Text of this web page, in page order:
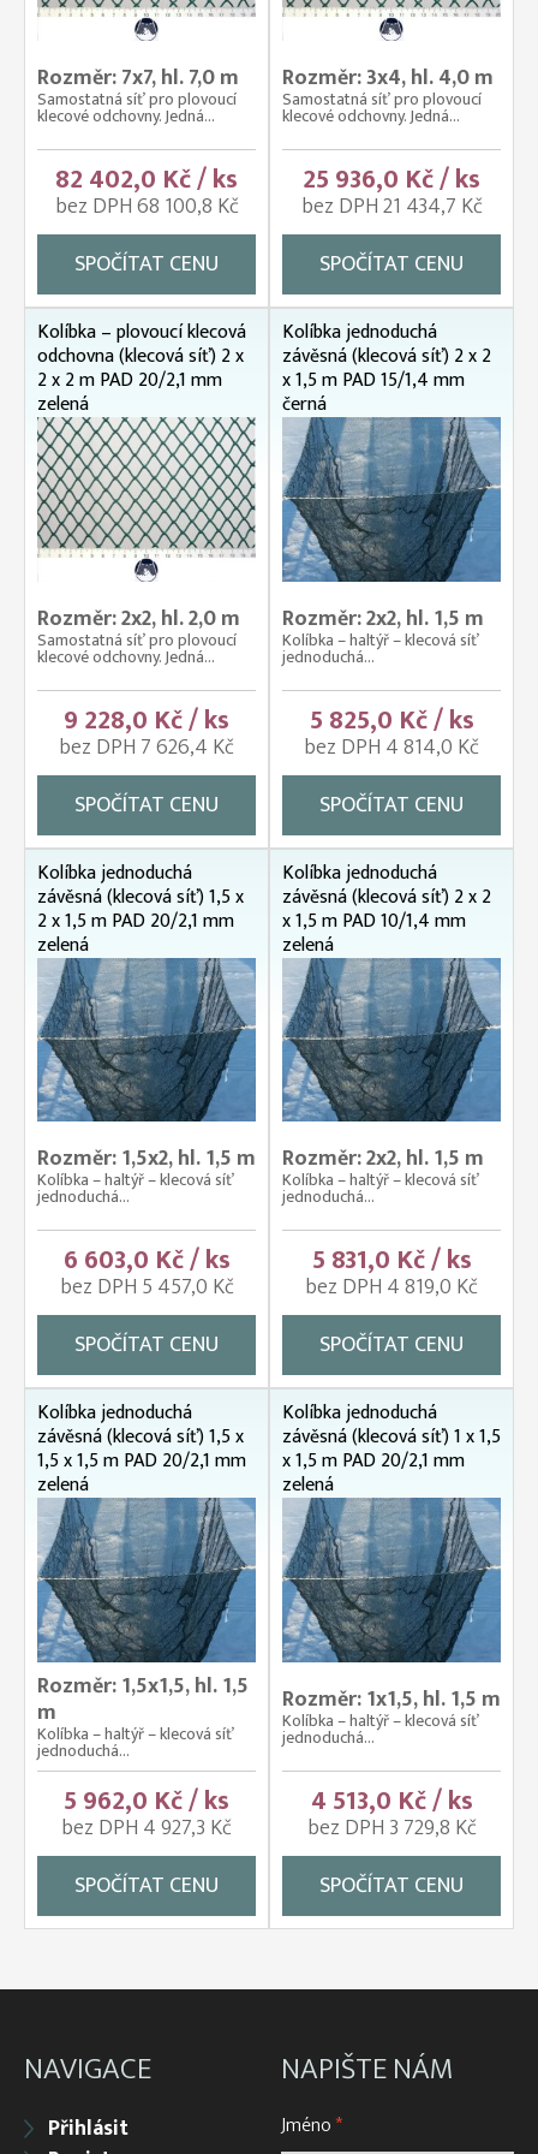
Rozměr: 7x7, hl. 7,0 m
Samostatná síť pro plovoucí
klecové odchovny. Jedná...
82 402,0 Kč / ks
bez DPH 68 100,8 Kč
SPOČÍTAT CENU
Rozměr: 3x4, hl. 4,0 m
Samostatná síť pro plovoucí
klecové odchovny. Jedná...
25 936,0 Kč / ks
bez DPH 21 434,7 Kč
SPOČÍTAT CENU
Kolíbka – plovoucí klecová
odchovna (klecová síť) 2 x
2 x 2 m PAD 20/2,1 mm
zelená
Rozměr: 2x2, hl. 2,0 m
Samostatná síť pro plovoucí
klecové odchovny. Jedná...
9 228,0 Kč / ks
bez DPH 7 626,4 Kč
SPOČÍTAT CENU
Kolíbka jednoduchá
závěsná (klecová síť) 2 x 2
x 1,5 m PAD 15/1,4 mm
černá
Rozměr: 2x2, hl. 1,5 m
Kolíbka – haltýř – klecová síť
jednoduchá...
5 825,0 Kč / ks
bez DPH 4 814,0 Kč
SPOČÍTAT CENU
Kolíbka jednoduchá
závěsná (klecová síť) 1,5 x
2 x 1,5 m PAD 20/2,1 mm
zelená
Rozměr: 1,5x2, hl. 1,5 m
Kolíbka – haltýř – klecová síť
jednoduchá...
6 603,0 Kč / ks
bez DPH 5 457,0 Kč
SPOČÍTAT CENU
Kolíbka jednoduchá
závěsná (klecová síť) 2 x 2
x 1,5 m PAD 10/1,4 mm
zelená
Rozměr: 2x2, hl. 1,5 m
Kolíbka – haltýř – klecová síť
jednoduchá...
5 831,0 Kč / ks
bez DPH 4 819,0 Kč
SPOČÍTAT CENU
Kolíbka jednoduchá
závěsná (klecová síť) 1,5 x
1,5 x 1,5 m PAD 20/2,1 mm
zelená
Rozměr: 1,5x1,5, hl. 1,5
m
Kolíbka – haltýř – klecová síť
jednoduchá...
5 962,0 Kč / ks
bez DPH 4 927,3 Kč
SPOČÍTAT CENU
Kolíbka jednoduchá
závěsná (klecová síť) 1 x 1,5
x 1,5 m PAD 20/2,1 mm
zelená
Rozměr: 1x1,5, hl. 1,5 m
Kolíbka – haltýř – klecová síť
jednoduchá...
4 513,0 Kč / ks
bez DPH 3 729,8 Kč
SPOČÍTAT CENU
NAVIGACE
Přihlásit
NAPIŠTE NÁM
Jméno*